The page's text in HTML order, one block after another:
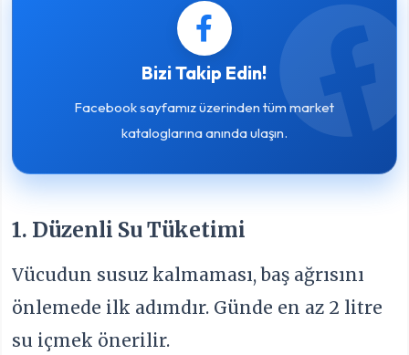
Bizi Takip Edin!
Facebook sayfamız üzerinden tüm market
kataloglarına anında ulaşın.
1. Düzenli Su Tüketimi
Vücudun susuz kalmaması, baş ağrısını
önlemede ilk adımdır. Günde en az 2 litre
su içmek önerilir.